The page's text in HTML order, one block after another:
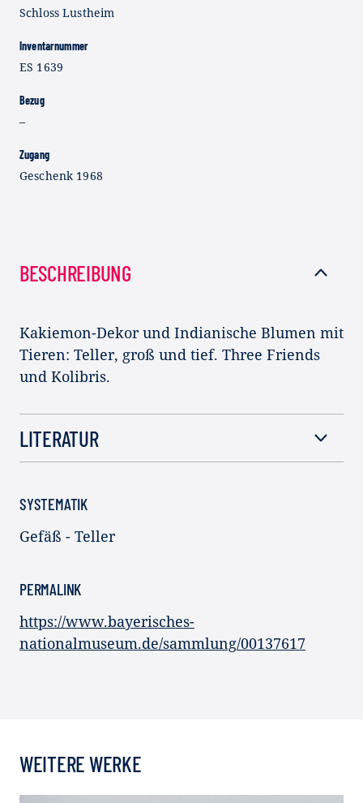
Schloss Lustheim
Inventarnummer
ES 1639
Bezug
–
Zugang
Geschenk 1968
BESCHREIBUNG
Kakiemon-Dekor und Indianische Blumen mit
Tieren: Teller, groß und tief. Three Friends
und Kolibris.
LITERATUR
SYSTEMATIK
Gefäß - Teller
PERMALINK
https://www.bayerisches-
nationalmuseum.de/sammlung/00137617
WEITERE WERKE